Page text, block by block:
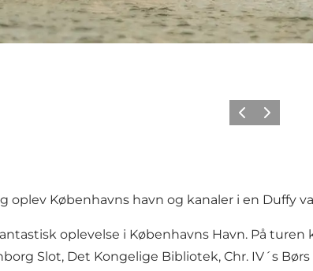
ForrigeNæste
oplev Københavns havn og kanaler i en Duffy
oplevelse i Københavns Havn. På
Slot, Det Kongelige Bibliotek, Chr. IV´s